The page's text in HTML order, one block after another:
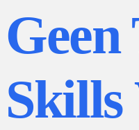
Geen
Skills